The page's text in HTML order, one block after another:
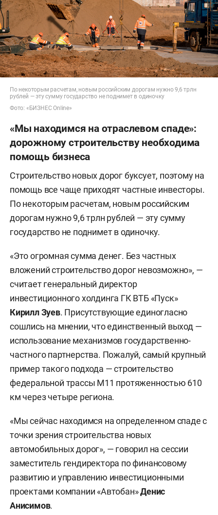
По некоторым расчетам, новым российским дорогам нужно 9,6 трлн
рублей — эту сумму государство не поднимет в одиночку
Фото: «БИЗНЕС Online»
«Мы находимся на отраслевом спаде»:
дорожному строительству необходима
помощь бизнеса
Строительство новых дорог буксует, поэтому на
помощь все чаще приходят частные инвесторы.
По некоторым расчетам, новым российским
дорогам нужно 9,6 трлн рублей — эту сумму
государство не поднимет в одиночку.
«Это огромная сумма денег. Без частных
вложений строительство дорог невозможно», —
считает генеральный директор
инвестиционного холдинга ГК ВТБ «Пуск»
Кирилл Зуев. Присутствующие единогласно
сошлись на мнении, что единственный выход —
использование механизмов государственно-
частного партнерства. Пожалуй, самый крупный
пример такого подхода — строительство
федеральной трассы М11 протяженностью 610
км через четыре региона.
«Мы сейчас находимся на определенном спаде с
точки зрения строительства новых
автомобильных дорог», — говорил на сессии
заместитель гендиректора по финансовому
развитию и управлению инвестиционными
проектами компании «Автобан»Денис
Анисимов.